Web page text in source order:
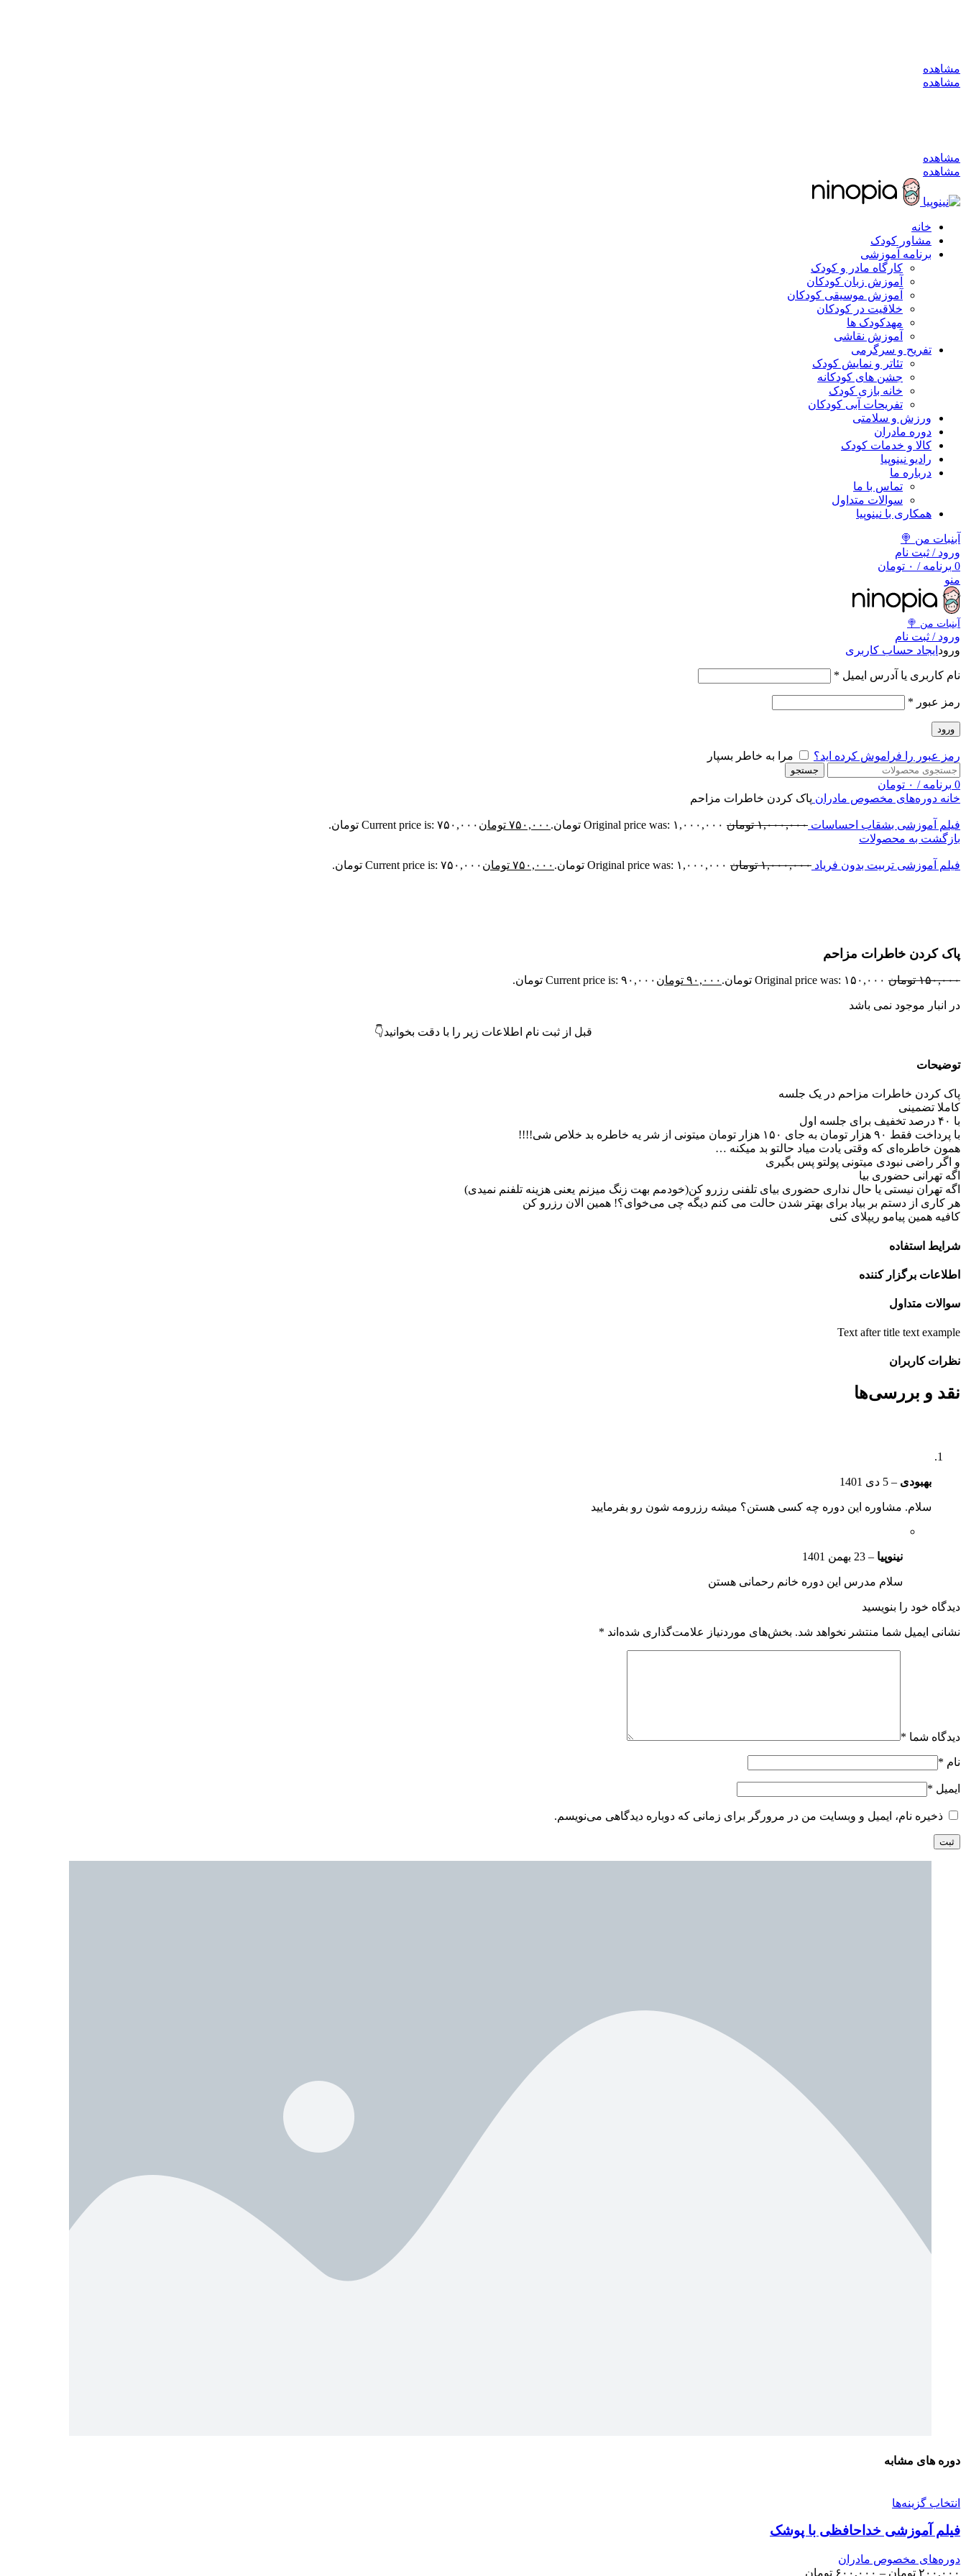
مشاهده
مشاهده
مشاهده
مشاهده
خانه
مشاور کودک
برنامه آموزشی
کارگاه مادر و کودک
آموزش زبان کودکان
آموزش موسیقی کودکان
خلاقیت در کودکان
مهد‌کودک ها
آموزش نقاشی
تفریح و سرگرمی
تئاتر و نمایش کودک
جشن های کودکانه
خانه بازی کودک
تفریحات آبی کودکان
ورزش و سلامتی
دوره مادران
کالا و خدمات کودک
رادیو نینوپیا
درباره ما
تماس با ما
سوالات متداول
همکاری با نینوپیا
آبنبات من 🍭
ورود / ثبت نام
0 برنامه / ۰ تومان
منو
آبنبات‌ من 🍭
ورود / ثبت نام
ورود ایجاد حساب کاربری
نام کاربری یا آدرس ایمیل *
رمز عبور *
ورود
رمز عبور را فراموش کرده اید؟ مرا به خاطر بسپار
جستجو
0 برنامه / ۰ تومان
خانه دوره‌های مخصوص مادران پاک کردن خاطرات مزاحم
فیلم آموزشی بشقاب احساسات ۱,۰۰۰,۰۰۰ تومان Original price was: ۱,۰۰۰,۰۰۰ تومان. ۷۵۰,۰۰۰ تومان Current price is: ۷۵۰,۰۰۰ تومان.
بازگشت به محصولات
فیلم آموزشی تربیت بدون فریاد ۱,۰۰۰,۰۰۰ تومان Original price was: ۱,۰۰۰,۰۰۰ تومان. ۷۵۰,۰۰۰ تومان Current price is: ۷۵۰,۰۰۰ تومان.
پاک کردن خاطرات مزاحم
۱۵۰,۰۰۰ تومان Original price was: ۱۵۰,۰۰۰ تومان. ۹۰,۰۰۰ تومان Current price is: ۹۰,۰۰۰ تومان.
در انبار موجود نمی باشد
قبل از ثبت نام اطلاعات زیر را با دقت بخوانید👇
توضیحات
پاک کردن خاطرات مزاحم در یک جلسه
️کاملا تضمینی ️
با ۴۰ درصد تخفیف برای جلسه اول
با پرداخت فقط ۹۰ هزار تومان به جای ۱۵۰ هزار تومان میتونی از شر یه خاطره بد خلاص شی!!!!
همون خاطره‌ای که وقتی یادت میاد حالتو بد میکنه …
و اگر راضی نبودی میتونی پولتو پس بگیری
اگه تهرانی حضوری بیا
اگه تهران نیستی یا حال نداری حضوری بیای تلفنی رزرو کن(خودمم بهت زنگ میزنم ️ یعنی هزینه تلفنم نمیدی)
هر کاری از دستم بر بیاد برای بهتر شدن حالت می کنم دیگه چی می‌خوای؟! همین الان رزرو کن
کافیه همین پیامو ریپلای کنی
شرایط استفاده
اطلاعات برگزار کننده
سوالات متداول
Text after title text example
نظرات کاربران
نقد و بررسی‌ها
بهبودی – 5 دی 1401
سلام. مشاوره این دوره چه کسی هستن؟ میشه رزرومه شون رو بفرمایید
نینوپیا – 23 بهمن 1401
سلام مدرس این دوره خانم رحمانی هستن
دیدگاه خود را بنویسید
نشانی ایمیل شما منتشر نخواهد شد. بخش‌های موردنیاز علامت‌گذاری شده‌اند *
دیدگاه شما *
نام *
ایمیل *
ذخیره نام، ایمیل و وبسایت من در مرورگر برای زمانی که دوباره دیدگاهی می‌نویسم.
دوره های مشابه
انتخاب گزینه‌ها
فیلم آموزشی خداحافظی با پوشک
دوره‌های مخصوص مادران
۲۰۰,۰۰۰ تومان – ۶۰۰,۰۰۰ تومان